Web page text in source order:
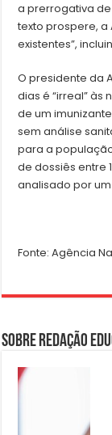
a prerrogativa
texto prospere, a
existentes”,
O presidente da
dias é “irreal”
de um
sem análise
para a
de dossiês entre
analisado por
Fonte: Agência
Sobre Redação